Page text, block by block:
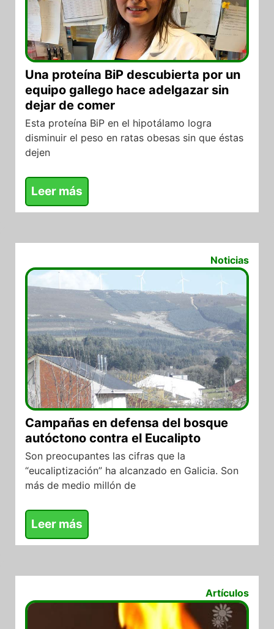
Una proteína BiP descubierta por un
equipo gallego hace adelgazar sin
dejar de comer
Esta proteína BiP en el hipotálamo logra
disminuir el peso en ratas obesas sin que éstas
dejen
Leer más
Noticias
Campañas en defensa del bosque
autóctono contra el Eucalipto
Son preocupantes las cifras que la
“eucaliptización” ha alcanzado en Galicia. Son
más de medio millón de
Leer más
Artículos